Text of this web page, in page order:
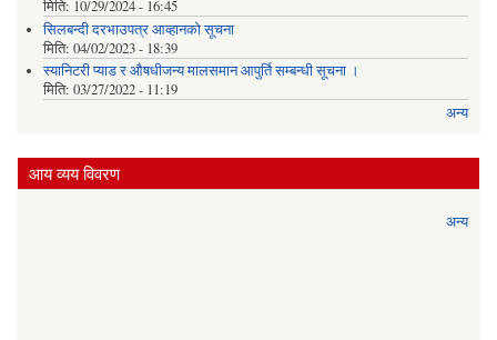
मिति: 10/29/2024 - 16:45
सिलबन्दी दरभाउपत्र आव्हानको सूचना
मिति: 04/02/2023 - 18:39
स्यानिटरी प्याड र ‌औषधीजन्य मालसमान आपुर्ति सम्बन्धी सूचना ।
मिति: 03/27/2022 - 11:19
अन्य
आय व्यय विवरण
अन्य